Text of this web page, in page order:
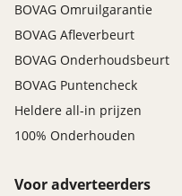
BOVAG Omruilgarantie
BOVAG Afleverbeurt
BOVAG Onderhoudsbeurt
BOVAG Puntencheck
Heldere all-in prijzen
100% Onderhouden
Voor adverteerders